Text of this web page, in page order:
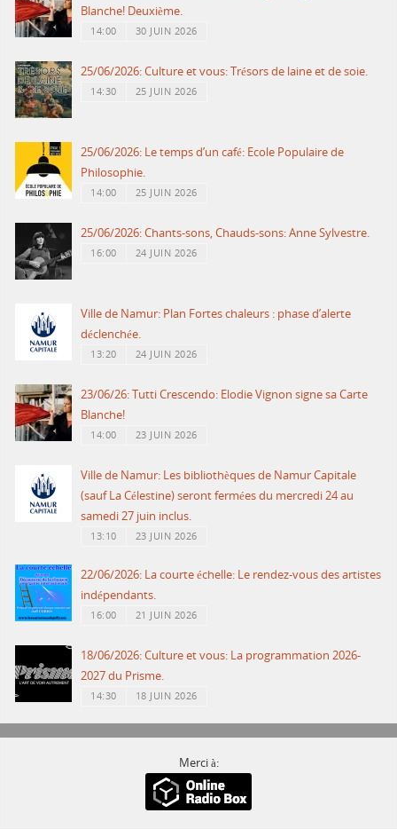
Blanche! Deuxième.
14:00 30 JUIN 2026
25/06/2026: Culture et vous: Trésors de laine et de soie.
14:30 25 JUIN 2026
25/06/2026: Le temps d’un café: Ecole Populaire de
Philosophie.
14:00 25 JUIN 2026
25/06/2026: Chants-sons, Chauds-sons: Anne Sylvestre.
16:00 24 JUIN 2026
Ville de Namur: Plan Fortes chaleurs : phase d’alerte
déclenchée.
13:20 24 JUIN 2026
23/06/26: Tutti Crescendo: Elodie Vignon signe sa Carte
Blanche!
14:00 23 JUIN 2026
Ville de Namur: Les bibliothèques de Namur Capitale
(sauf La Célestine) seront fermées du mercredi 24 au
samedi 27 juin inclus.
13:10 23 JUIN 2026
22/06/2026: La courte échelle: Le rendez-vous des artistes
indépendants.
16:00 21 JUIN 2026
18/06/2026: Culture et vous: La programmation 2026-
2027 du Prisme.
14:30 18 JUIN 2026
Merci à: